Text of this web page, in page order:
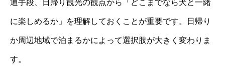
通手段、日帰り観光の観点から「どこまでなら犬と一緒
に楽しめるか」を理解しておくことが重要です。日帰り
か周辺地域で泊まるかによって選択肢が大きく変わりま
す。